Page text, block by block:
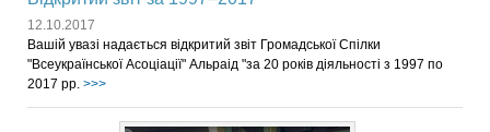
12.10.2017
Вашій увазі надається відкритий звіт Громадської Спілки
"Всеукраїнської Асоціації" Альраід "за 20 років діяльності з 1997 по
2017 рр. >>>